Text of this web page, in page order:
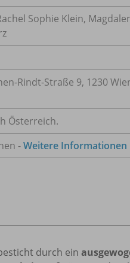
Sophie Klein,
Rindt-Straße 9, 1230
Österreich.
-Weitere Informationen
durch ein